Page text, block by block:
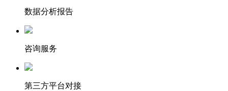
数据分析报告
咨询服务
第三方平台对接